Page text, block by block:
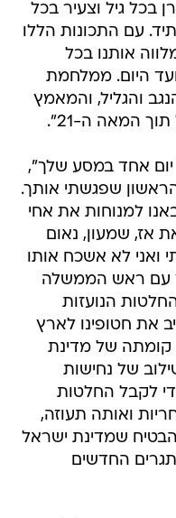
בכל גיל וצעיר בכל
עם התכונות הללו
אותנו בכל
היום. ממלחמת
והגליל, והמאמץ
המאה ה-21".
יום אחד במסע שלך",
שפגשתי אותך.
ביום שהבאנו למנוחות את אחי
אז, שמעון, נאום
ואני לא אשכח אותו
עם ראש הממשלה
הנועזות
את חטופינו לארץ
קומתה של מדינת
של נחישות
לקבל החלטות
ואותה תעוזה,
שמדינת ישראל
החדשים